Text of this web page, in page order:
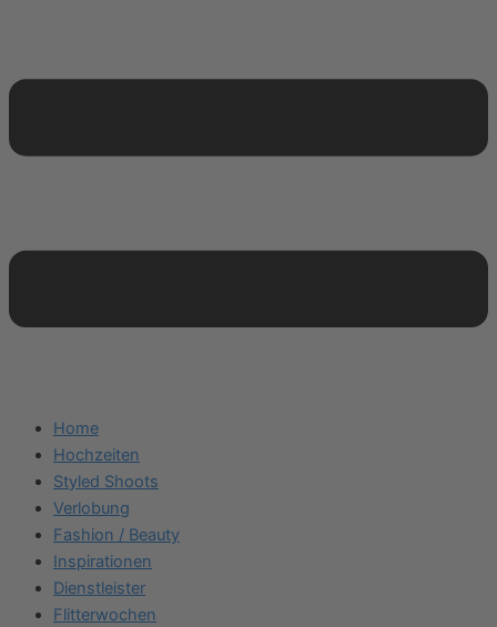
Home
Hochzeiten
Styled Shoots
Verlobung
Fashion / Beauty
Inspirationen
Dienstleister
Flitterwochen